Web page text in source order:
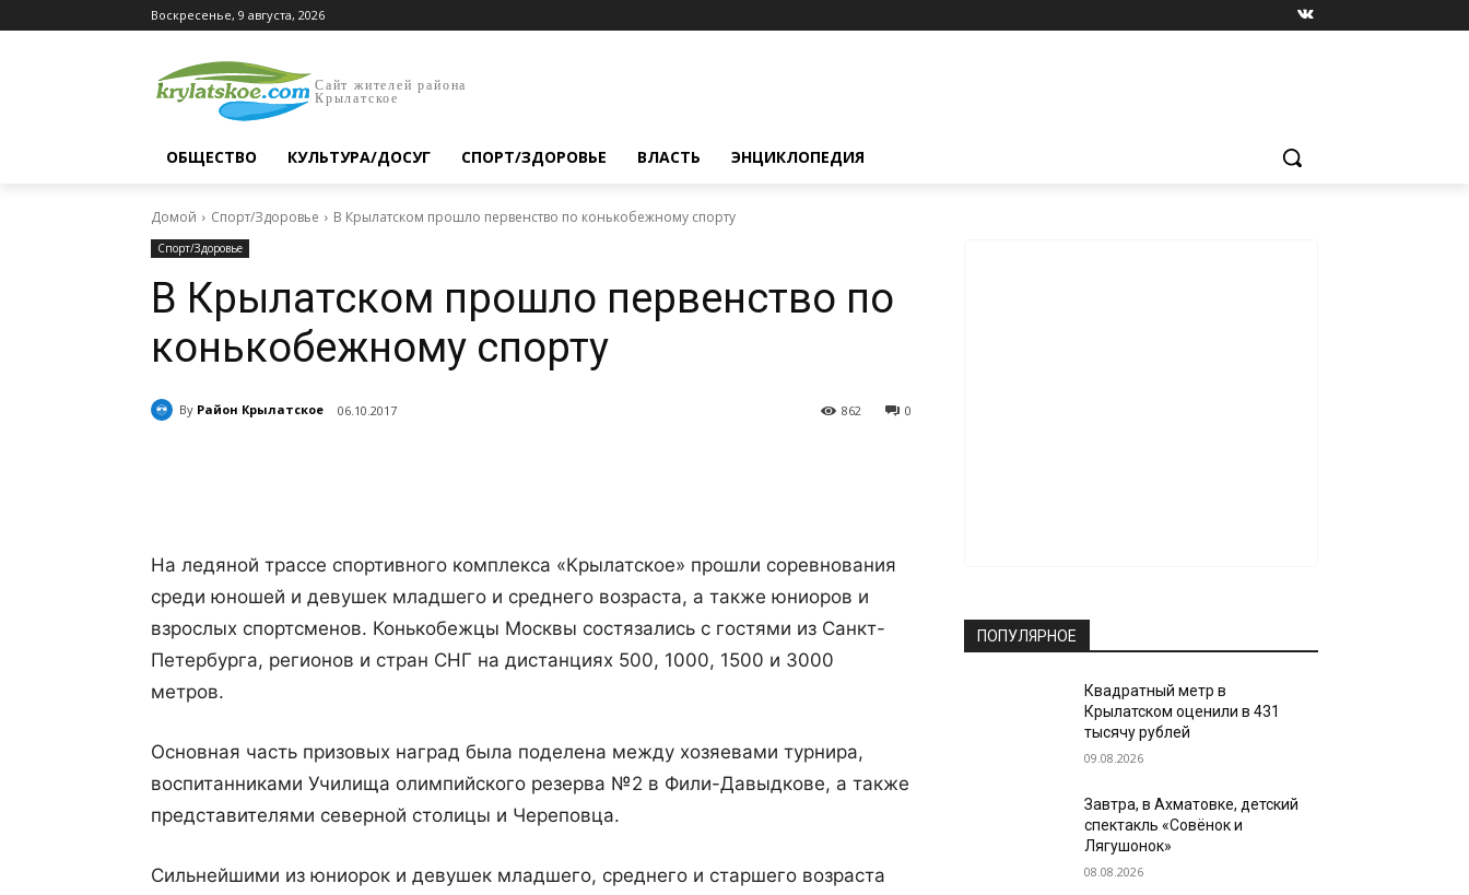
Воскресенье, 9 августа, 2026
Сайт жителей района
Крылатское
ОБЩЕСТВО КУЛЬТУРА/ДОСУГ СПОРТ/ЗДОРОВЬЕ ВЛАСТЬ ЭНЦИКЛОПЕДИЯ
Домой Спорт/Здоровье В Крылатском прошло первенство по конькобежному спорту
Спорт/Здоровье
В Крылатском прошло первенство по
конькобежному спорту
By Район Крылатское 06.10.2017 0
862
На ледяной трассе спортивного комплекса «Крылатское» прошли соревнования
среди юношей и девушек младшего и среднего возраста, а также юниоров и
взрослых спортсменов. Конькобежцы Москвы состязались с гостями из Санкт-
Петербурга, регионов и стран СНГ на дистанциях 500, 1000, 1500 и 3000
метров.
Основная часть призовых наград была поделена между хозяевами турнира,
воспитанниками Училища олимпийского резерва №2 в Фили-Давыдкове, а также
представителями северной столицы и Череповца.
Сильнейшими из юниорок и девушек младшего, среднего и старшего возраста
ПОПУЛЯРНОЕ
Квадратный метр в
Крылатском оценили в 431
тысячу рублей
09.08.2026
Завтра, в Ахматовке, детский
спектакль «Совёнок и
Лягушонок»
08.08.2026